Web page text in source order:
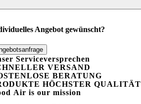
Angebot gewünscht?
Serviceversprechen
VERSAND
BERATUNG
HÖCHSTER QUALITÄT
Air is our mission